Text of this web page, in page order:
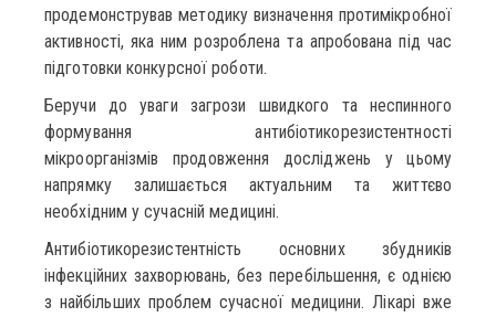
продемонстрував методику визначення протимікробної
активності, яка ним розроблена та апробована під час
підготовки конкурсної роботи.
Беручи до уваги загрози швидкого та неспинного
формування антибіотикорезистентності
мікроорганізмів продовження досліджень у цьому
напрямку залишається актуальним та життєво
необхідним у сучасній медицині.
Антибіотикорезистентність основних збудників
інфекційних захворювань, без перебільшення, є однією
з найбільших проблем сучасної медицини. Лікарі вже